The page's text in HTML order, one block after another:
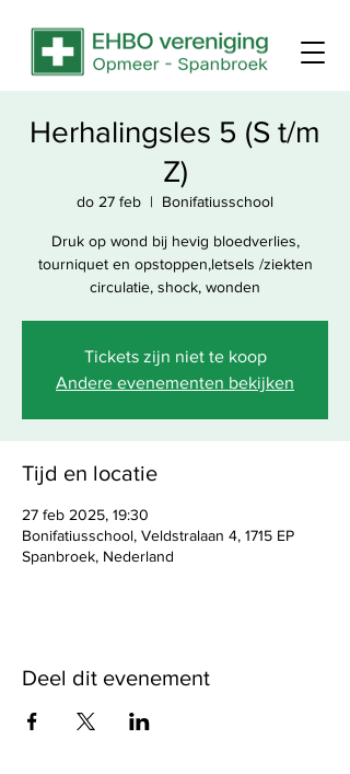
Herhalingsles 5 (S t/m
Z)
do 27 feb
  |
Bonifatiusschool
Druk op wond bij hevig bloedverlies,
tourniquet en opstoppen,letsels /ziekten
circulatie, shock, wonden
Tickets zijn niet te koop
Andere evenementen bekijken
Tijd en locatie
27 feb 2025, 19:30
Bonifatiusschool, Veldstralaan 4, 1715 EP
Spanbroek, Nederland
Deel dit evenement